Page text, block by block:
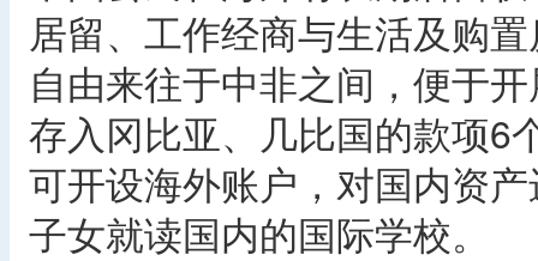
居留、工作经商与生活及购
自由来往于中非之间，便于
存入冈比亚、几比国的款项6
可开设海外账户，对国内资
子女就读国内的国际学校。